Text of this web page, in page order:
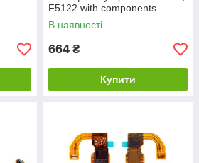
F5122 with components
В наявності
664 ₴
Купити